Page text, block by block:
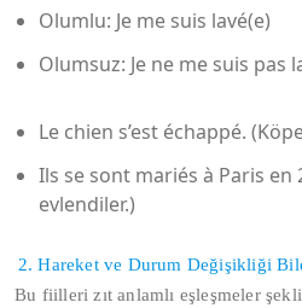
Olumlu: Je me suis lavé(e)
Olumsuz: Je ne me suis pas
Le chien s’est échappé.
Ils se sont mariés à Paris en
evlendiler.)
2. Hareket ve Durum Değişikliği
Bu fiilleri zıt anlamlı eşleşmeler